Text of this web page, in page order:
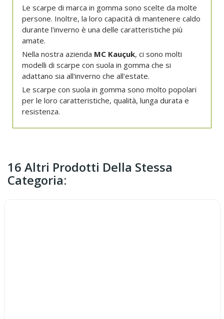
Le scarpe di marca in gomma sono scelte da molte
persone. Inoltre, la loro capacità di mantenere caldo
durante l'inverno è una delle caratteristiche più
amate.
Nella nostra azienda MC Kauçuk, ci sono molti
modelli di scarpe con suola in gomma che si
adattano sia all'inverno che all'estate.
Le scarpe con suola in gomma sono molto popolari
per le loro caratteristiche, qualità, lunga durata e
resistenza.
16 Altri Prodotti Della Stessa
Categoria: